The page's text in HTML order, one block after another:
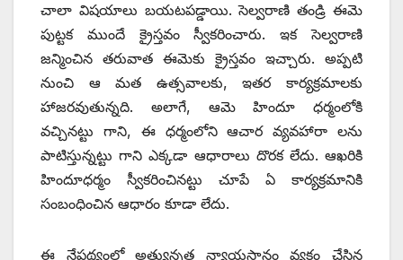
చాలా విషయాలు బయటపడ్డాయి. సెల్వరాణి తండ్రి ఈమె
పుట్టక ముందే క్రైస్తవం స్వీకరించారు. ఇక సెల్వరాణి
జన్మించిన తరువాత ఈమెకు క్రైస్తవం ఇచ్చారు. అప్పటి
నుంచి ఆ మత ఉత్సవాలకు, ఇతర కార్యక్రమాలకు
హాజరవుతున్నది. అలాగే, ఆమె హిందూ ధర్మంలోకి
వచ్చినట్టు గాని, ఈ ధర్మంలోని ఆచార వ్యవహారా లను
పాటిస్తున్నట్టు గాని ఎక్కడా ఆధారాలు దొరక లేదు. ఆఖరికి
హిందూధర్మం స్వీకరించినట్టు చూపే ఏ కార్యక్రమానికి
సంబంధించిన ఆధారం కూడా లేదు.
ఈ నేపథ్యంలో అత్యున్నత న్యాయస్థానం వ్యక్తం చేసిన